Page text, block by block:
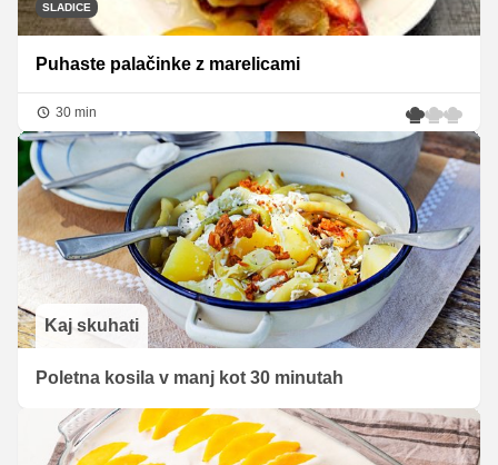
SLADICE
Puhaste palačinke z marelicami
30 min
Kaj skuhati
Poletna kosila v manj kot 30 minutah